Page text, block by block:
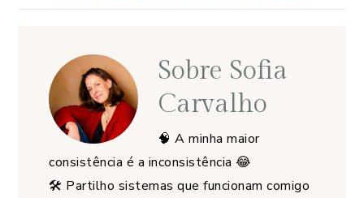
Sobre Sofia
Carvalho
🧠 A minha maior
consistência é a inconsistência 😂
🛠️ Partilho sistemas que funcionam comigo